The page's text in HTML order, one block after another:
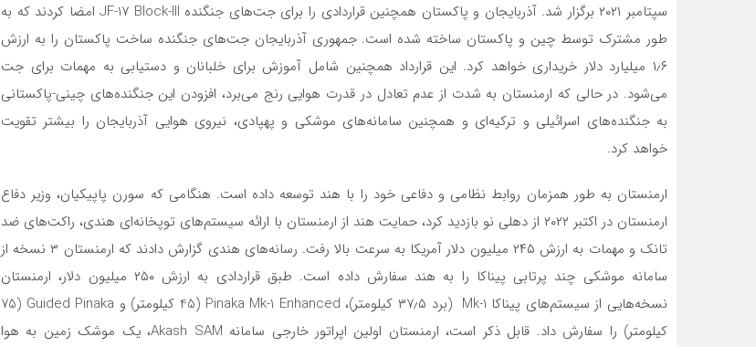
سپتامبر ۲۰۲۱ برگزار شد. آذربایجان و پاکستان همچنین قراردادی را برای جت‌های جنگنده JF-17 Block-III امضا کردند که به
طور مشترک توسط چین و پاکستان ساخته شده است. جمهوری آذربایجان جت‌های جنگنده ساخت پاکستان را به ارزش
۱٫۶ میلیارد دلار خریداری خواهد کرد. این قرارداد همچنین شامل آموزش برای خلبانان و دستیابی به مهمات برای جت‌
می‌شود. در حالی که ارمنستان به شدت از عدم تعادل در قدرت هوایی رنج‌ می‌برد، افزودن این جنگنده‌های چینی-پاکستانی
به جنگنده‌های اسرائیلی و ترکیه‌ای و همچنین سامانه‌های موشکی و پهپادی، نیروی هوایی آذربایجان را بیشتر تقویت
خواهد کرد.
ارمنستان به طور همزمان روابط نظامی و دفاعی خود را با هند توسعه داده است. هنگامی که سورن پاپیکیان، وزیر دفاع
ارمنستان در اکتبر ۲۰۲۲ از دهلی نو بازدید کرد، حمایت هند از ارمنستان با ارائه سیستم‌های توپخانه‌ای هندی، راکت‌های ضد
تانک و مهمات به ارزش ۲۴۵ میلیون دلار آمریکا به سرعت بالا رفت. رسانه‌های هندی گزارش دادند که ارمنستان ۳ نسخه از
سامانه موشکی چند پرتابی پیناکا را به هند سفارش داده است. طبق قراردادی به ارزش ۲۵۰ میلیون دلار، ارمنستان
نسخه‌هایی از سیستم‌های پیناکا Mk-1 (برد ۳۷٫۵ کیلومتر)، Pinaka Mk-1 Enhanced (45 کیلومتر) و Guided Pinaka (75
کیلومتر) را سفارش داد. قابل ذکر است، ارمنستان اولین اپراتور خارجی سامانه Akash SAM، یک موشک زمین به هوا